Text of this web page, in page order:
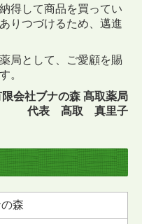
得して商品を買ってい
りつづけるため、邁進
局として、ご愛顧を賜
。
限会社ブナの森 髙取薬局
代表 髙取 真里子
森